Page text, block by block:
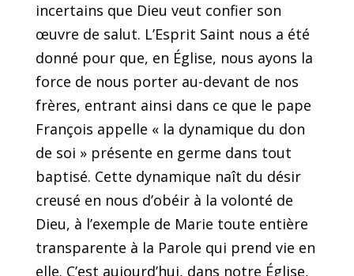
incertains que Dieu veut confier son
œuvre de salut. L’Esprit Saint nous a été
donné pour que, en Église, nous ayons la
force de nous porter au-devant de nos
frères, entrant ainsi dans ce que le pape
François appelle « la dynamique du don
de soi » présente en germe dans tout
baptisé. Cette dynamique naît du désir
creusé en nous d’obéir à la volonté de
Dieu, à l’exemple de Marie toute entière
transparente à la Parole qui prend vie en
elle. C’est aujourd’hui, dans notre Église,